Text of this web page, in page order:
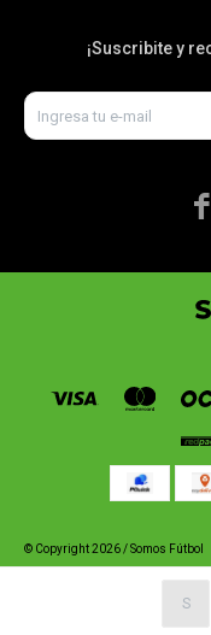
S
¡Suscribite y

© Copyright 2026 / Somos Fútbol